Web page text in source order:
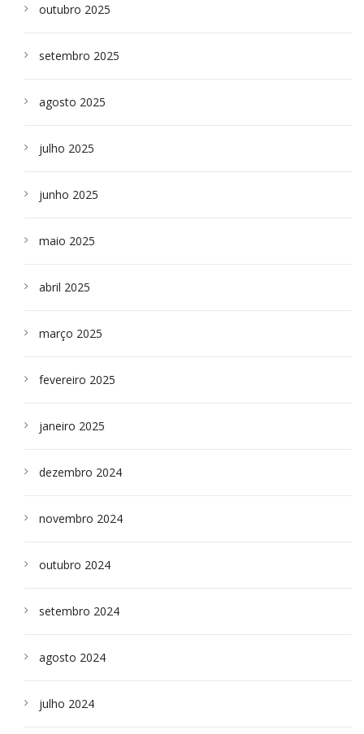
outubro 2025
setembro 2025
agosto 2025
julho 2025
junho 2025
maio 2025
abril 2025
março 2025
fevereiro 2025
janeiro 2025
dezembro 2024
novembro 2024
outubro 2024
setembro 2024
agosto 2024
julho 2024